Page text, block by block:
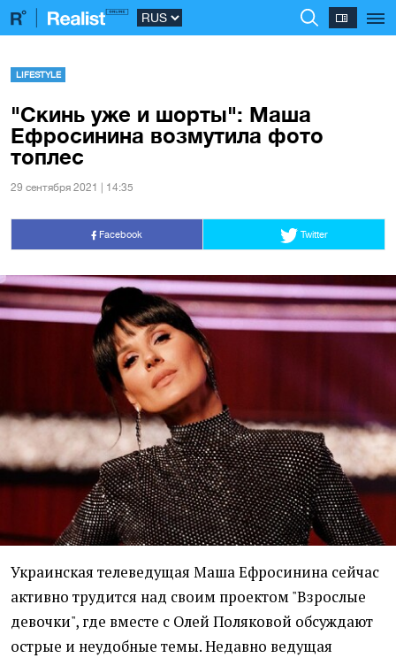
LIFESTYLE
"Скинь уже и шорты": Маша
Ефросинина возмутила фото
топлес
29 сентября 2021 | 14:35
Facebook Twitter
Украинская телеведущая Маша Ефросинина сейчас
активно трудится над своим проектом "Взрослые
девочки", где вместе с Олей Поляковой обсуждают
острые и неудобные темы. Недавно ведущая